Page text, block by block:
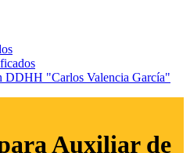
DDHH "Carlos Valencia García"
Auxiliar de